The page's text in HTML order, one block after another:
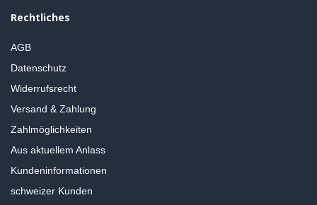
Rechtliches
AGB
Datenschutz
Widerrufsrecht
Versand & Zahlung
Zahlmöglichkeiten
Aus aktuellem Anlass
Kundeninformationen
schweizer Kunden